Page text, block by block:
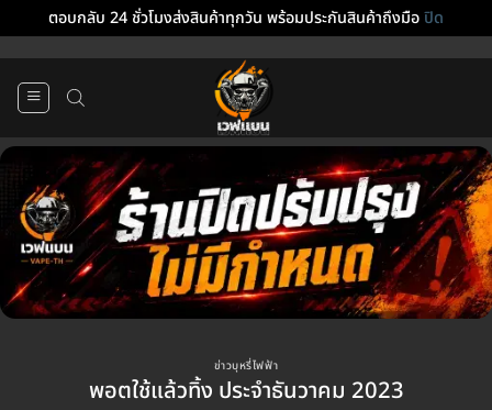
ตอบกลับ 24 ชั่วโมงส่งสินค้าทุกวัน พร้อมประกันสินค้าถึงมือปิด
ข่าวบุหรี่ไฟฟ้า
พอตใช้แล้วทิ้ง ประจำธันวาคม 2023